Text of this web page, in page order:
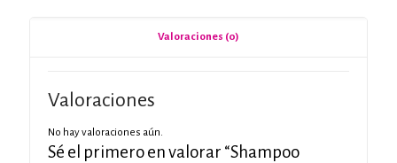
Valoraciones (0)
Valoraciones
No hay valoraciones aún.
Sé el primero en valorar “Shampoo